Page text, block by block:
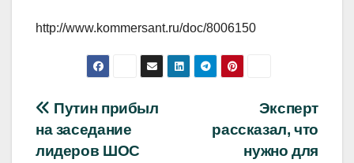
http://www.kommersant.ru/doc/8006150
Навигация
по
Эксперт
рассказал, что
нужно для
Путин прибыл
на заседание
лидеров ШОС